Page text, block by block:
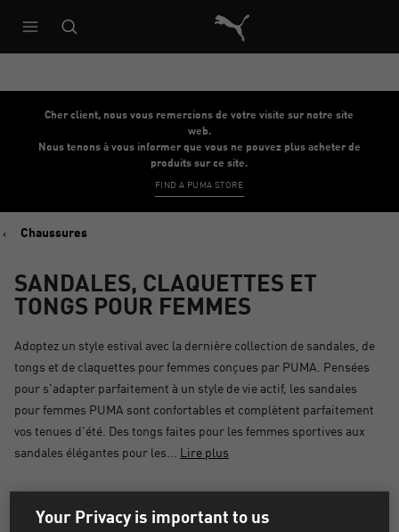
Architecture de référence du
Cher client, nous vous remercions de votre visite sur notre site
web.
Nous tenons à vous informer que vous ne pouvez plus acheter de
produits sur ce site.
FIND A PUMA STORE
Chaussures
SANDALES, CLAQUETTES ET
TONGS POUR FEMMES
Adoptez un style estival avec la dernière collection de sandales, de
tongs et de claquettes pour femmes conçues par PUMA. Pensées
pour s'adapter parfaitement à un style de vie actif, les sandales
pour femmes PUMA sont confortables et complètent parfaitement
vos tenues d'été. Des tongs faites pour les femmes sportives aux
sandales élégantes pour les... Lire plus
AUCUN PRODUIT TROUVÉ
Your Privacy is important to us